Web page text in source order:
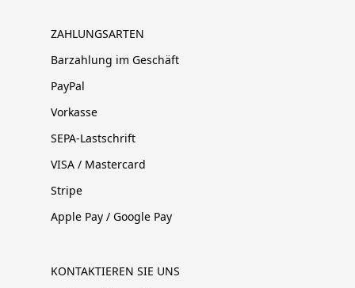
ZAHLUNGSARTEN
Barzahlung im Geschäft
PayPal
Vorkasse
SEPA-Lastschrift
VISA / Mastercard
Stripe
Apple Pay / Google Pay
KONTAKTIEREN SIE UNS